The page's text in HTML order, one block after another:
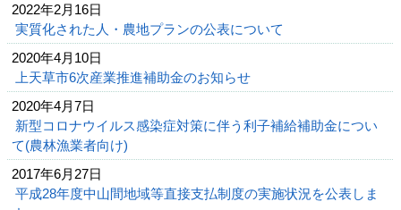
2022年2月16日
実質化された人・農地プランの公表について
2020年4月10日
上天草市6次産業推進補助金のお知らせ
2020年4月7日
新型コロナウイルス感染症対策に伴う利子補給補助金につい
て(農林漁業者向け)
2017年6月27日
平成28年度中山間地域等直接支払制度の実施状況を公表しま